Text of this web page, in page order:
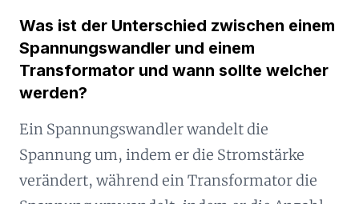
Was ist der Unterschied zwischen einem
Spannungswandler und einem
Transformator und wann sollte welcher
werden?
Ein Spannungswandler wandelt die
Spannung um, indem er die Stromstärke
verändert, während ein Transformator die